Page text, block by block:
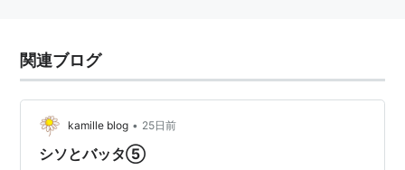
関連ブログ
kamille blog • 25日前
シソとバッタ⑤